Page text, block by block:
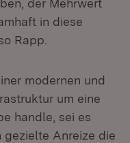
der Mehrwert
in diese
Rapp.
modernen und
um eine
handle, sei es
Anreize die